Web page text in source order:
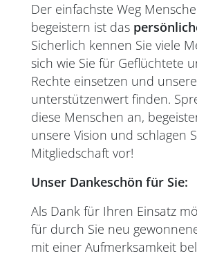
Der einfachste Weg
begeistern ist das
Sicherlich kennen Sie viele
sich wie Sie für Geflüchtete
Rechte einsetzen und
unterstützenwert finden.
diese Menschen an,
unsere Vision und schlagen
Mitgliedschaft vor!
Unser Dankeschön für Sie:
Als Dank für Ihren Einsatz
für durch Sie neu
mit einer Aufmerksamkeit